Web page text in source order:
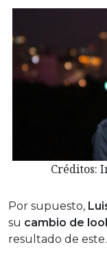
Créditos:
Por supuesto,
su cambio de
resultado de este.